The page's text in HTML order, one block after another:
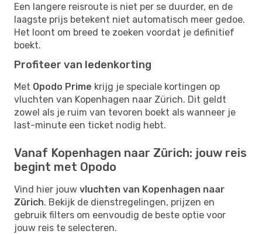
Een langere reisroute is niet per se duurder, en de
laagste prijs betekent niet automatisch meer gedoe.
Het loont om breed te zoeken voordat je definitief
boekt.
Profiteer van ledenkorting
Met Opodo Prime krijg je speciale kortingen op
vluchten van Kopenhagen naar Zürich. Dit geldt
zowel als je ruim van tevoren boekt als wanneer je
last-minute een ticket nodig hebt.
Vanaf Kopenhagen naar Zürich: jouw reis
begint met Opodo
Vind hier jouw vluchten van Kopenhagen naar
Zürich. Bekijk de dienstregelingen, prijzen en
gebruik filters om eenvoudig de beste optie voor
jouw reis te selecteren.